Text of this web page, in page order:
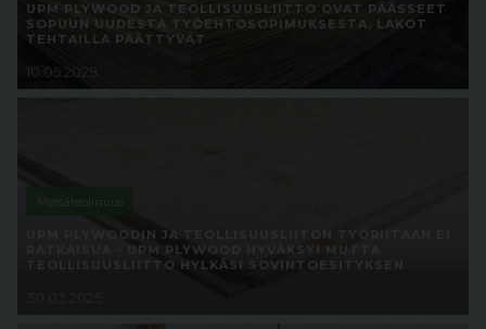
UPM PLYWOOD JA TEOLLISUUSLIITTO OVAT PÄÄSSEET
SOPUUN UUDESTA TYÖEHTOSOPIMUKSESTA, LAKOT
TEHTAILLA PÄÄTTYVÄT
10.05.2025
Metsäteollisuus
UPM PLYWOODIN JA TEOLLISUUSLIITON TYÖRIITAAN EI
RATKAISUA - UPM PLYWOOD HYVÄKSYI MUTTA
TEOLLISUUSLIITTO HYLKÄSI SOVINTOESITYKSEN